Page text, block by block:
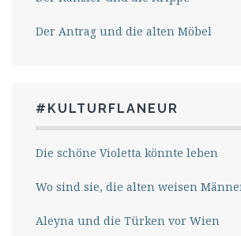
Der Antrag und die alten Möbel
#KULTURFLANEUR
Die schöne Violetta könnte leben
Wo sind sie, die alten weisen
Aleyna und die Türken vor Wien